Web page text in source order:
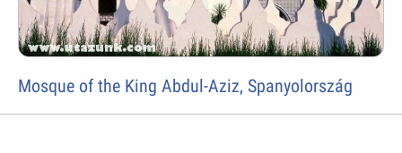
Mosque of the King Abdul-Aziz, Spanyolország